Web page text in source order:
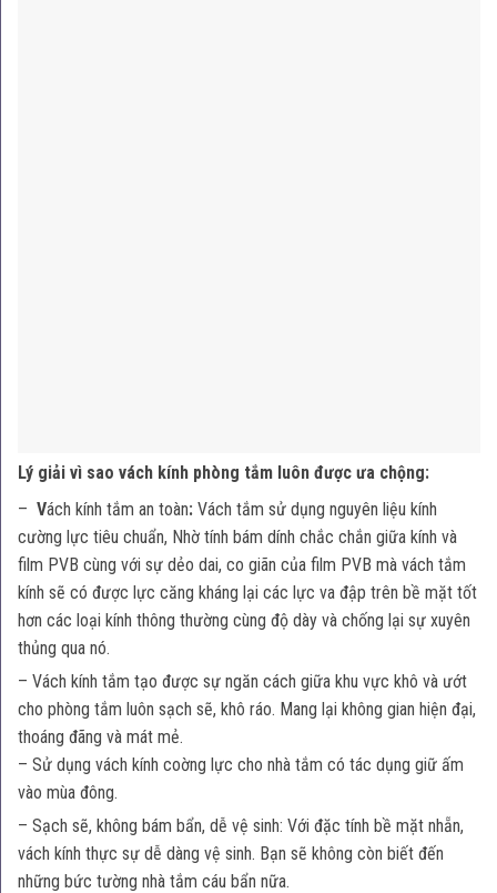
Lý giải vì sao vách kính phòng tắm luôn được ưa chộng:
– Vách kính tắm an toàn: Vách tắm sử dụng nguyên liệu kính
cường lực tiêu chuẩn, Nhờ tính bám dính chắc chắn giữa kính và
film PVB cùng với sự dẻo dai, co giãn của film PVB mà vách tắm
kính sẽ có được lực căng kháng lại các lực va đập trên bề mặt tốt
hơn các loại kính thông thường cùng độ dày và chống lại sự xuyên
thủng qua nó.
– Vách kính tắm tạo được sự ngăn cách giữa khu vực khô và ướt
cho phòng tắm luôn sạch sẽ, khô ráo. Mang lại không gian hiện đại,
thoáng đãng và mát mẻ.
– Sử dụng vách kính coờng lực cho nhà tắm có tác dụng giữ ấm
vào mùa đông.
– Sạch sẽ, không bám bẩn, dễ vệ sinh: Với đặc tính bề mặt nhẵn,
vách kính thực sự dễ dàng vệ sinh. Bạn sẽ không còn biết đến
những bức tường nhà tắm cáu bẩn nữa.